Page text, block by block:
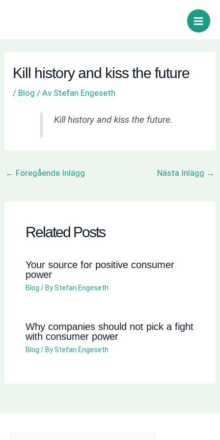
Main
Kill history and kiss the future
/ Blog / Av Stefan Engeseth
Kill history and kiss the future.
← Föregående Inlägg Nästa Inlägg →
Related Posts
Your source for positive consumer
power
Blog / ByStefan Engeseth
Why companies should not pick a fight
with consumer power
Blog / ByStefan Engeseth